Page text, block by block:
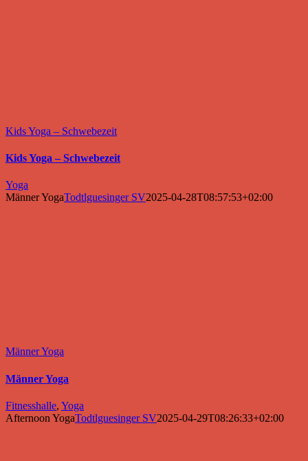
Kids Yoga – Schwebezeit
Kids Yoga – Schwebezeit
Yoga
Männer YogaTodtlguesinger SV2025-04-28T08:57:53+02:00
Männer Yoga
Männer Yoga
Fitnesshalle, Yoga
Afternoon YogaTodtlguesinger SV2025-04-29T08:26:33+02:00